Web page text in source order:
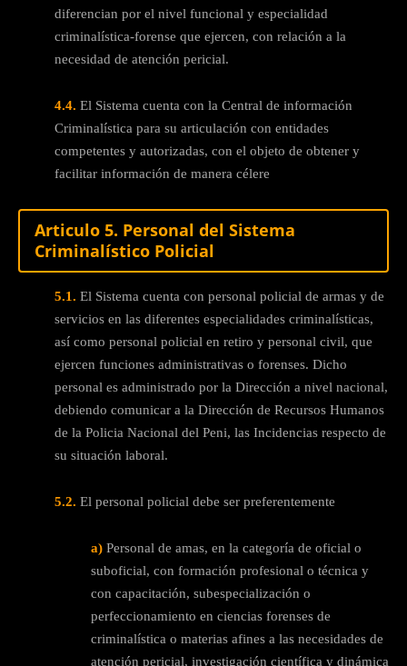
diferencian por el nivel funcional y especialidad
criminalística-forense que ejercen, con relación a la
necesidad de atención pericial.
4.4. El Sistema cuenta con la Central de información
Criminalística para su articulación con entidades
competentes y autorizadas, con el objeto de obtener y
facilitar información de manera célere
Articulo 5. Personal del Sistema
Criminalístico Policial
5.1. El Sistema cuenta con personal policial de armas y de
servicios en las diferentes especialidades criminalísticas,
así como personal policial en retiro y personal civil, que
ejercen funciones administrativas o forenses. Dicho
personal es administrado por la Dirección a nivel nacional,
debiendo comunicar a la Dirección de Recursos Humanos
de la Policia Nacional del Peni, las Incidencias respecto de
su situación laboral.
5.2. El personal policial debe ser preferentemente
a) Personal de amas, en la categoría de oficial o
suboficial, con formación profesional o técnica y
con capacitación, subespecialización o
perfeccionamiento en ciencias forenses de
criminalística o materias afines a las necesidades de
atención pericial, investigación científica y dinámica